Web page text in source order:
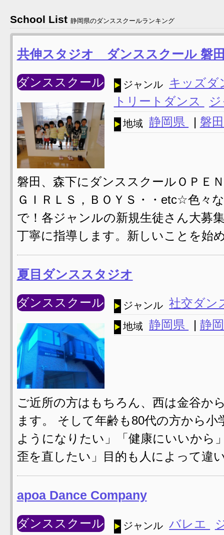
School List 静岡県のダンススクールランキング
共伸スタジオ ダンススクール 磐
ダンススクール ジャンル
キッズ
トリートダンス
地域 静岡県 | 磐
磐田、森下にダンススクールＯＰＥ
ＧＩＲＬＳ，ＢＯＹＳ・・etc☆色々
で！各ジャンルの新規生徒さん大募
丁寧に指導します。新しいことを
夏目ダンススタジオ
ダンススクール ジャンル 社交ダン
地域 静岡県 | 静
ご近所の方はもちろん、西は金谷か
ます。 そして年齢も80代の方から
ようになりたい」「健康にいいから
歪を直したい」目的も人によって
apoa Dance Company
ダンススクール ジャンル バレエ